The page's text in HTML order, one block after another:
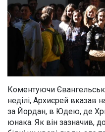
Коментуючи
неділі, Архиєрей вказав
за Йордан, в Юдею, де
юнака. Як він зазначив,